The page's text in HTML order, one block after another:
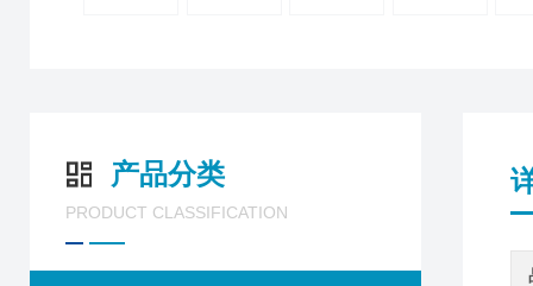
产品分类
PRODUCT CLASSIFICATION